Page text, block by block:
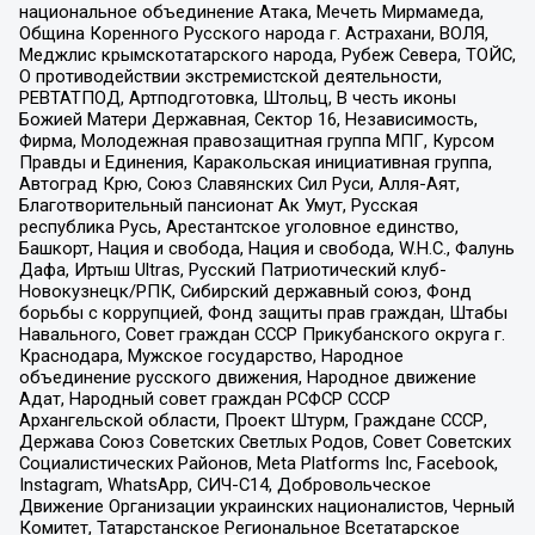
национальное объединение Атака, Мечеть Мирмамеда,
Община Коренного Русского народа г. Астрахани, ВОЛЯ,
Меджлис крымскотатарского народа, Рубеж Севера, ТОЙС,
О противодействии экстремистской деятельности,
РЕВТАТПОД, Артподготовка, Штольц, В честь иконы
Божией Матери Державная, Сектор 16, Независимость,
Фирма, Молодежная правозащитная группа МПГ, Курсом
Правды и Единения, Каракольская инициативная группа,
Автоград Крю, Союз Славянских Сил Руси, Алля-Аят,
Благотворительный пансионат Ак Умут, Русская
республика Русь, Арестантское уголовное единство,
Башкорт, Нация и свобода, Нация и свобода, W.H.С., Фалунь
Дафа, Иртыш Ultras, Русский Патриотический клуб-
Новокузнецк/РПК, Сибирский державный союз, Фонд
борьбы с коррупцией, Фонд защиты прав граждан, Штабы
Навального, Совет граждан СССР Прикубанского округа г.
Краснодара, Мужское государство, Народное
объединение русского движения, Народное движение
Адат, Народный совет граждан РСФСР СССР
Архангельской области, Проект Штурм, Граждане СССР,
Держава Союз Советских Светлых Родов, Совет Советских
Социалистических Районов, Meta Platforms Inc, Facebook,
Instagram, WhatsApp, СИЧ-С14, Добровольческое
Движение Организации украинских националистов, Черный
Комитет, Татарстанское Региональное Всетатарское